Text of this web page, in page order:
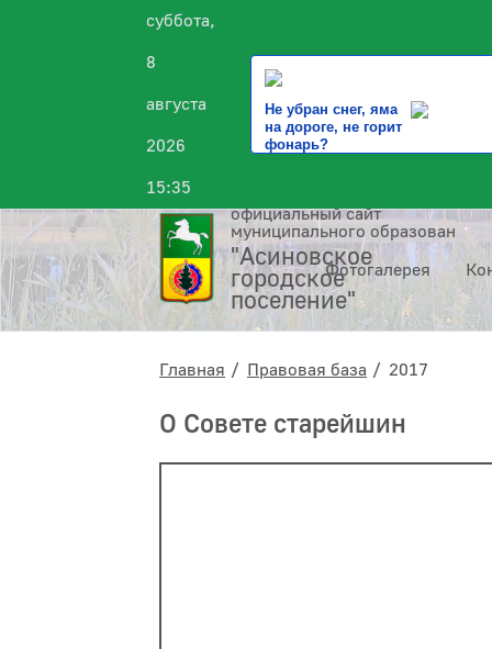
суббота,
8
августа
2026
15:35
Не убран снег, яма
на дороге, не горит
фонарь?
официальный сайт
муниципального образования
"Асиновское
городское
поселение"
Фотогалерея
Главная Правовая база 2017
О Совете старейшин